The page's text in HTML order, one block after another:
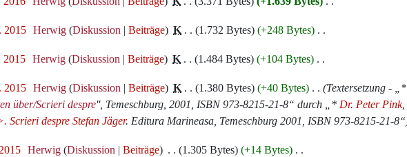
2015‎ Herwig Diskussion Beiträge ‎K 1.732 Bytes +248 Bytes
2015‎ Herwig Diskussion Beiträge ‎K 1.484 Bytes +104 Bytes
2015‎ Herwig Diskussion Beiträge ‎K 1.380 Bytes +40 Bytes Textersetzung - „*
über/Scrieri despre'', Temeschburg, 2001, ISBN 973-8215-21-8“ durch „* Dr. Peter Pink,
Scrieri despre Stefan Jäger. Editura Marineasa, Temeschburg 2001, ISBN 973-8215-21-8“
‎ Herwig Diskussion Beiträge 1.305 Bytes +14 Bytes